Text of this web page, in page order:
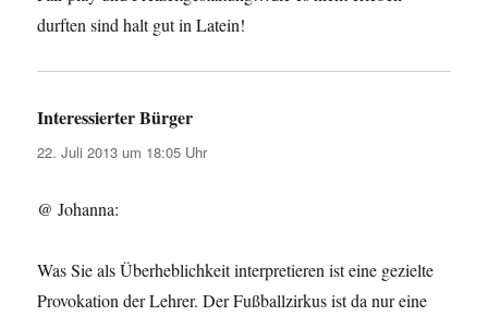
durften sind halt gut in Latein!
Interessierter Bürger
22. Juli 2013 um 18:05 Uhr
@ Johanna:
Was Sie als Überheblichkeit interpretieren ist eine gezielte
Provokation der Lehrer. Der Fußballzirkus ist da nur eine